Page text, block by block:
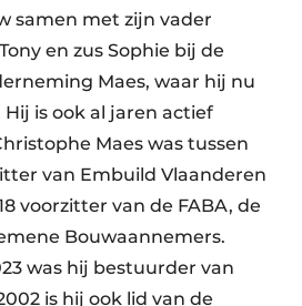
samen met zijn vader
en zus Sophie bij de
Maes, waar hij nu
is ook al jaren actief
Maes was tussen
van Embuild Vlaanderen
voorzitter van de FABA, de
Bouwaannemers.
was hij bestuurder van
is hij ook lid van de